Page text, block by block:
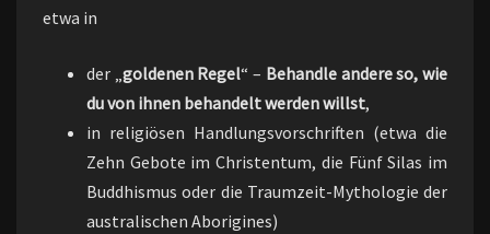
etwa in
der „ goldenen Regel“ – Behandle andere so, wie
du von ihnen behandelt werden willst,
in religiösen Handlungsvorschriften (etwa die
Zehn Gebote im Christentum, die Fünf Silas im
Buddhismus oder die Traumzeit-Mythologie der
australischen Aborigines)